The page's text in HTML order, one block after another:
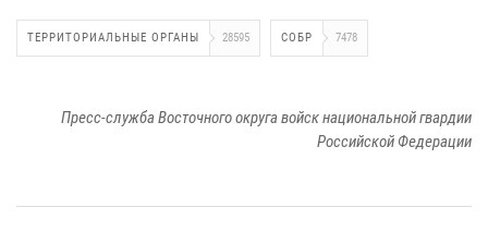
ТЕРРИТОРИАЛЬНЫЕ ОРГАНЫ 28595 СОБР 7478
Пресс-служба Восточного округа войск национальной гвардии
Российской Федерации